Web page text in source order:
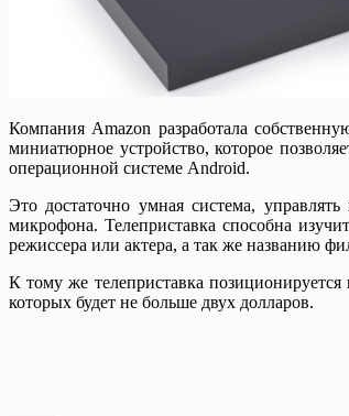
Компания Amazon разработала
миниатюрное устройство, которое
операционной системе Android.
Это достаточно умная система,
микрофона. Телеприставка способна
режиссера или актера, а так же названию
К тому же телеприставка
которых будет не больше двух долларов.